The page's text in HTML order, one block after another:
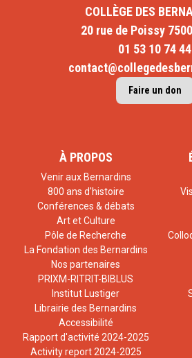
COLLÈGE DES
20 rue de Poissy
01 53 10 74 44
Faire un don
À PROPOS
Venir aux Bernardins
800 ans d'histoire
Conférences & débats
Art et Culture
Pôle de Recherche
La Fondation des Bernardins
Nos partenaires
PRIXM-RITRIT-BIBLUS
Institut Lustiger
Librairie des Bernardins
Accessibilité
Rapport d'activité 2024-2025
Activity report 2024-2025